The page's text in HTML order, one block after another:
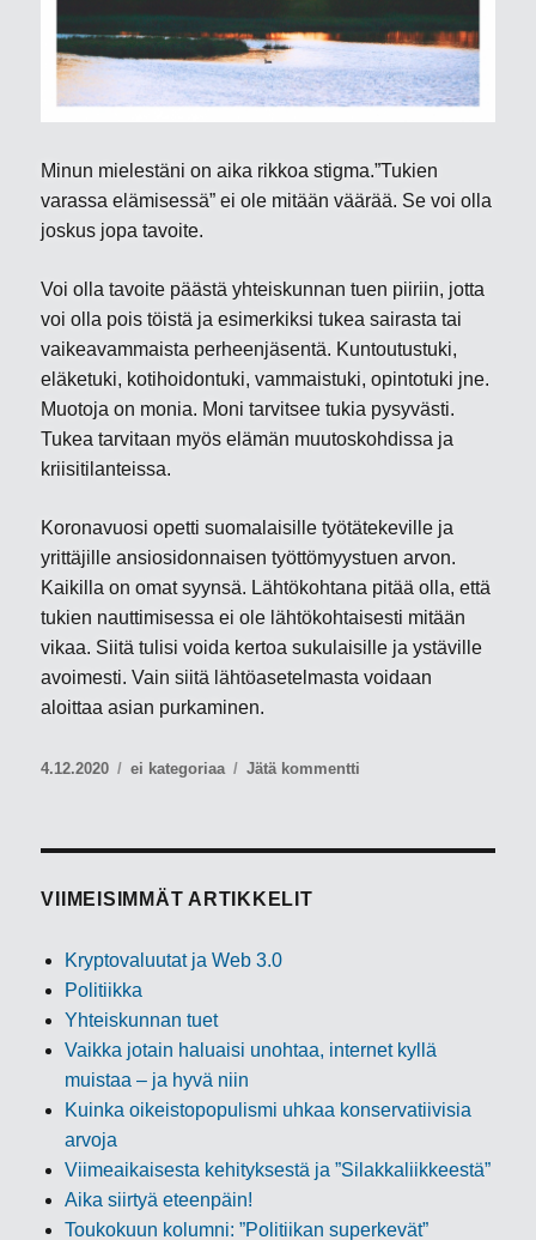
Minun mielestäni on aika rikkoa stigma.”Tukien
varassa elämisessä” ei ole mitään väärää. Se voi olla
joskus jopa tavoite.
Voi olla tavoite päästä yhteiskunnan tuen piiriin, jotta
voi olla pois töistä ja esimerkiksi tukea sairasta tai
vaikeavammaista perheenjäsentä. Kuntoutustuki,
eläketuki, kotihoidontuki, vammaistuki, opintotuki jne.
Muotoja on monia. Moni tarvitsee tukia pysyvästi.
Tukea tarvitaan myös elämän muutoskohdissa ja
kriisitilanteissa.
Koronavuosi opetti suomalaisille työtätekeville ja
yrittäjille ansiosidonnaisen työttömyystuen arvon.
Kaikilla on omat syynsä. Lähtökohtana pitää olla, että
tukien nauttimisessa ei ole lähtökohtaisesti mitään
vikaa. Siitä tulisi voida kertoa sukulaisille ja ystäville
avoimesti. Vain siitä lähtöasetelmasta voidaan
aloittaa asian purkaminen.
Julkaistu
4.12.2020 Kategoriat
ei kategoriaa Jätä kommentti
VIIMEISIMMÄT ARTIKKELIT
Kryptovaluutat ja Web 3.0
Politiikka
Yhteiskunnan tuet
Vaikka jotain haluaisi unohtaa, internet kyllä
muistaa – ja hyvä niin
Kuinka oikeistopopulismi uhkaa konservatiivisia
arvoja
Viimeaikaisesta kehityksestä ja ”Silakkaliikkeestä”
Aika siirtyä eteenpäin!
Toukokuun kolumni: ”Politiikan superkevät”